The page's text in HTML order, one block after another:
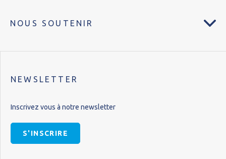
NOUS SOUTENIR
NEWSLETTER
Inscrivez vous à notre newsletter
S'INSCRIRE